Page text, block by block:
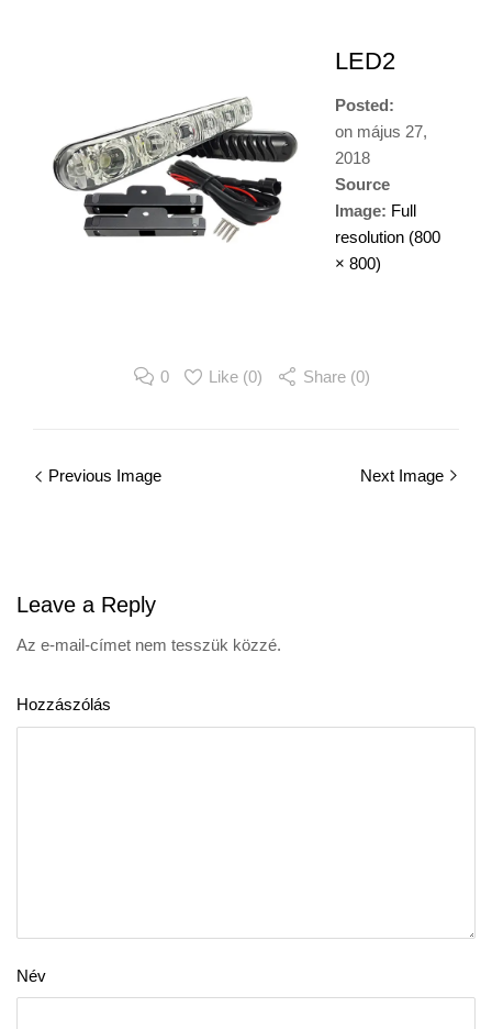
LED2
Posted:
on május 27,
2018
Source
Image: Full
resolution (800
× 800)
0 Like (0) Share (0)
Previous Image Next Image
Leave a Reply
Az e-mail-címet nem tesszük közzé.
Hozzászólás
Név